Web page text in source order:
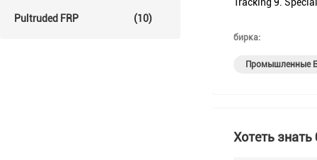
Pultruded FRP (10)
бирка:
Промышленные
Хотеть